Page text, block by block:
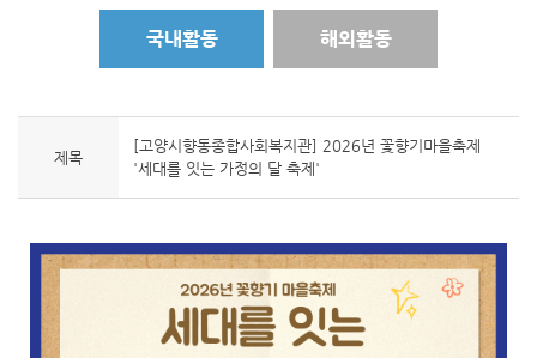
국내활동 해외활동
제목
[고양시향동종합사회복지관] 2026년 꽃향기마을축제
'세대를 잇는 가정의 달 축제'